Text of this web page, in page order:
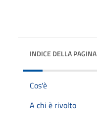
INDICE DELLA PAGINA
Cos'è
A chi è rivolto